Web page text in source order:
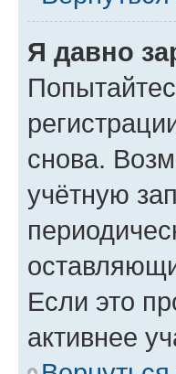
Я давно
снова.
учётную
Если это
активнее